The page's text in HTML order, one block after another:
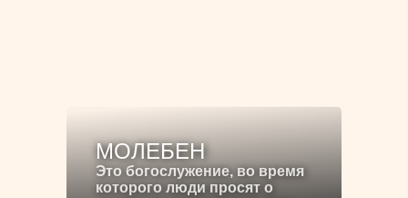
МОЛЕБЕН
Это богослужение, во время
которого люди просят о